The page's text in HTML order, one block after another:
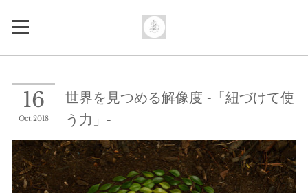
16
Oct 2018
世界を見つめる解像度 -「紐づけて使
う力」-